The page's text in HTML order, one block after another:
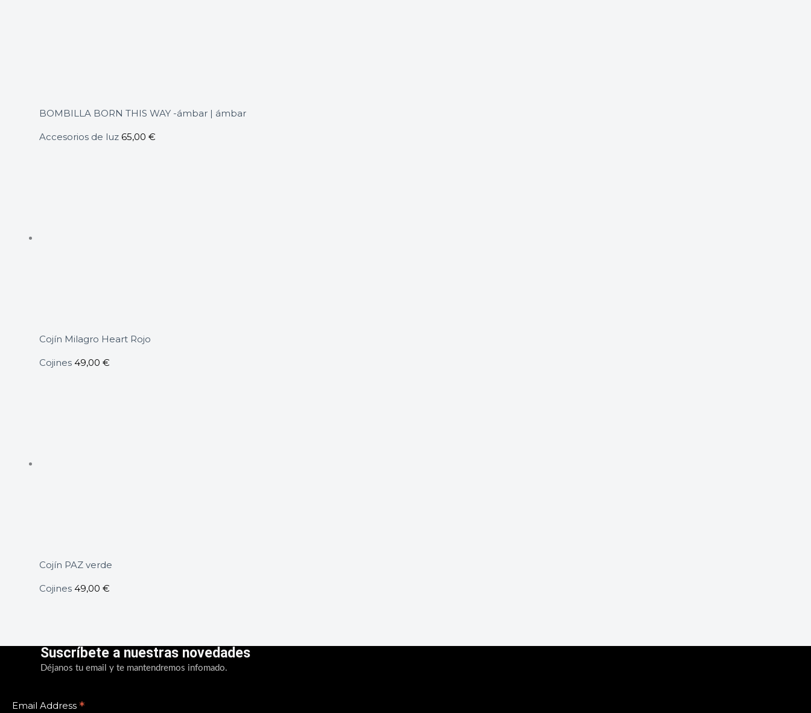
BOMBILLA BORN THIS WAY -ámbar | ámbar
Accesorios de luz 65,00 €
Cojín Milagro Heart Rojo
Cojines 49,00 €
Cojín PAZ verde
Cojines 49,00 €
Suscríbete a nuestras novedades
Déjanos tu email y te mantendremos infomado.
Email Address *